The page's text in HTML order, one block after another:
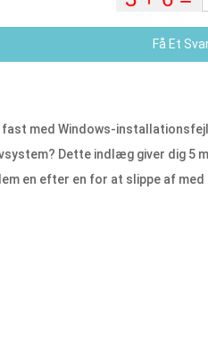
Få Et
fast med Windows-
Dette indlæg giver dig 5
en efter en for at slippe af